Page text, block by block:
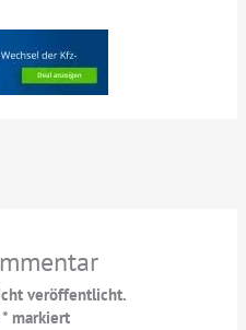
veröffentlicht.
* markiert